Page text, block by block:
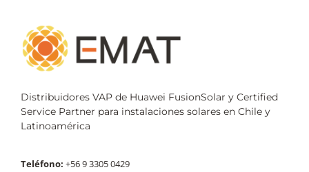
Distribuidores VAP de Huawei FusionSolar y Certified
Service Partner para instalaciones solares en Chile y
Latinoamérica
Teléfono: +56 9 3305 0429